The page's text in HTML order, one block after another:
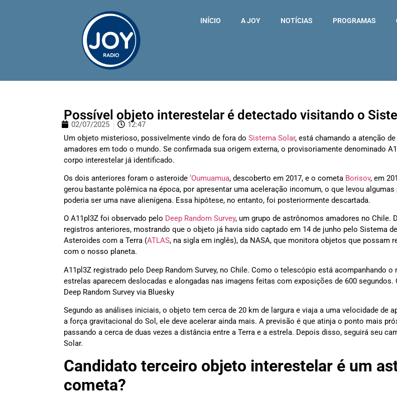
INÍCIO A JOY NOTÍCIAS PROGRAMAS
Possível objeto interestelar é detectado visitando o
02/07/2025
12:47
Um objeto misterioso, possivelmente vindo de fora do Sistema Solar, está chamando a atenção de
amadores em todo o mundo. Se confirmada sua origem externa, o provisoriamente denominado
corpo interestelar já identificado.
Os dois anteriores foram o asteroide ‘Oumuamua, descoberto em 2017, e o cometa Borisov, em
gerou bastante polêmica na época, por apresentar uma aceleração incomum, o que levou
poderia ser uma nave alienígena. Essa hipótese, no entanto, foi posteriormente descartada.
O A11pl3Z foi observado pelo Deep Random Survey, um grupo de astrônomos amadores no Chile.
registros anteriores, mostrando que o objeto já havia sido captado em 14 de junho pelo Sistema
Asteroides com a Terra (ATLAS, na sigla em inglês), da NASA, que monitora objetos que possam
com o nosso planeta.
A11pl3Z registrado pelo Deep Random Survey, no Chile. Como o telescópio está acompanhando
estrelas aparecem deslocadas e alongadas nas imagens feitas com exposições de 600 segundos.
Deep Random Survey via Bluesky
Segundo as análises iniciais, o objeto tem cerca de 20 km de largura e viaja a uma velocidade de
a força gravitacional do Sol, ele deve acelerar ainda mais. A previsão é que atinja o ponto mais
passando a cerca de duas vezes a distância entre a Terra e a estrela. Depois disso, seguirá seu
Solar.
Candidato terceiro objeto interestelar é um
cometa?